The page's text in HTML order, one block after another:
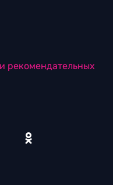
рекомендательных